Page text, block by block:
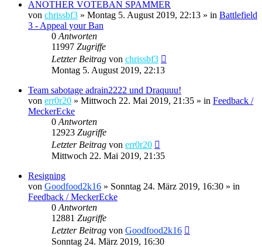
ANOTHER VOTEBAN SPAMMER
von chrissbf3 » Montag 5. August 2019, 22:13 » in Battlefield
3 - Appeal your Ban
0 Antworten
11997 Zugriffe
Letzter Beitrag von chrissbf3
Montag 5. August 2019, 22:13
Team sabotage adrain2222 und Draquuu!
von err0r20 » Mittwoch 22. Mai 2019, 21:35 » in Feedback /
MeckerEcke
0 Antworten
12923 Zugriffe
Letzter Beitrag von err0r20
Mittwoch 22. Mai 2019, 21:35
Resigning
von Goodfood2k16 » Sonntag 24. März 2019, 16:30 » in
Feedback / MeckerEcke
0 Antworten
12881 Zugriffe
Letzter Beitrag von Goodfood2k16
Sonntag 24. März 2019, 16:30